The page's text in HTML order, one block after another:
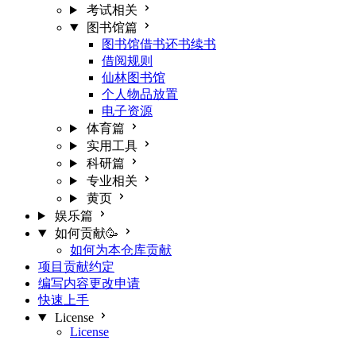
考试相关
图书馆篇
图书馆借书还书续书
借阅规则
仙林图书馆
个人物品放置
电子资源
体育篇
实用工具
科研篇
专业相关
黄页
娱乐篇
如何贡献🥳
如何为本仓库贡献
项目贡献约定
编写内容更改申请
快速上手
License
License